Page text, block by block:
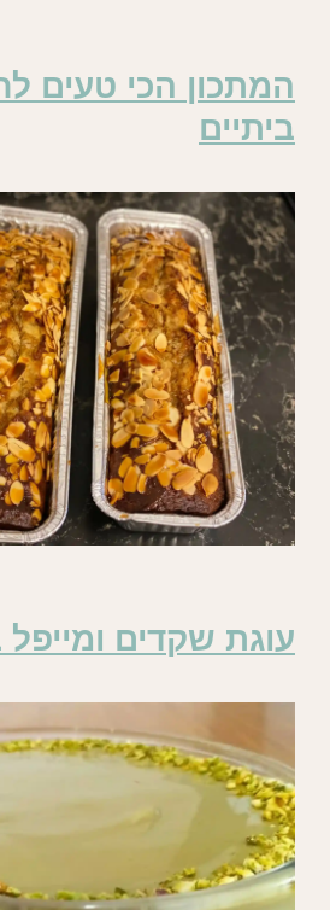
המתכון הכי טעים
ביתיים
עוגת שקדים ומייפל ב-5